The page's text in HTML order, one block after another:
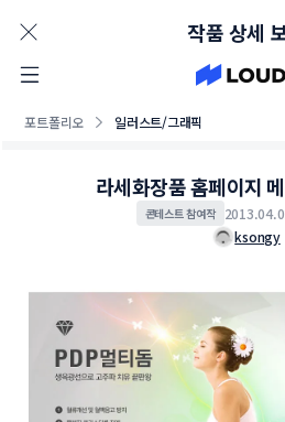
포트폴리오 일러스트/그래픽
작품 상세
라세화장품 홈페이지
콘테스트 참여작
ksongy